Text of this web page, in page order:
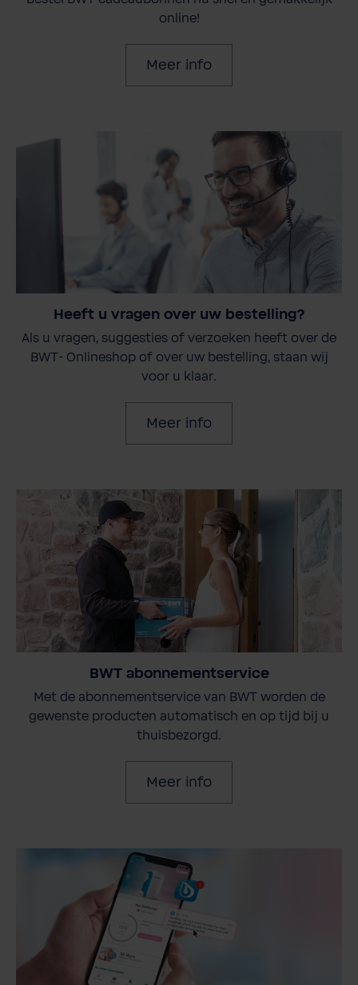
online!
Meer info
Heeft u vragen over uw bestelling?
Als u vragen, suggesties of verzoeken heeft over de
BWT- Onlineshop of over uw bestelling, staan wij
voor u klaar.
Meer info
BWT abonnementservice
Met de abonnementservice van BWT worden de
gewenste producten automatisch en op tijd bij u
thuisbezorgd.
Meer info